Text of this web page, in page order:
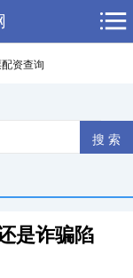
资查询
是诈骗陷